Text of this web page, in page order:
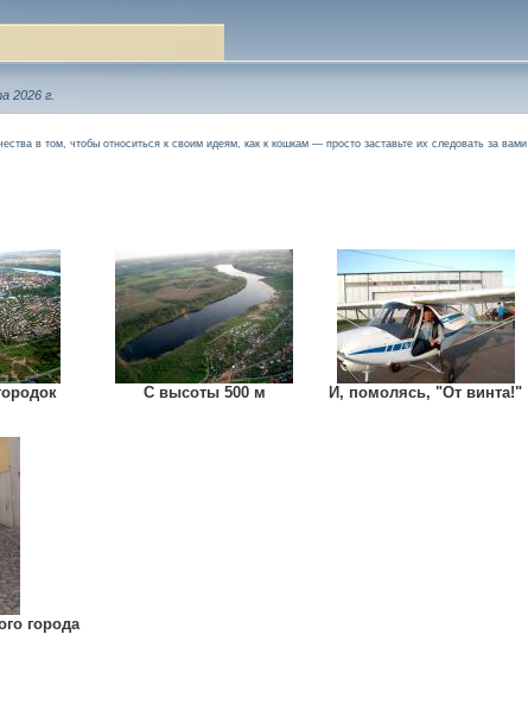
2026 г.
в том, чтобы относиться к своим идеям, как к кошкам — просто заставьте их следовать за вами
С высоты 500 м И, помолясь, "От винта!"
города